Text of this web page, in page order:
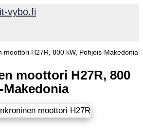
vybo.fi
moottori H27R, 800 kW, Pohjois-Makedonia
moottori H27R, 800
Makedonia